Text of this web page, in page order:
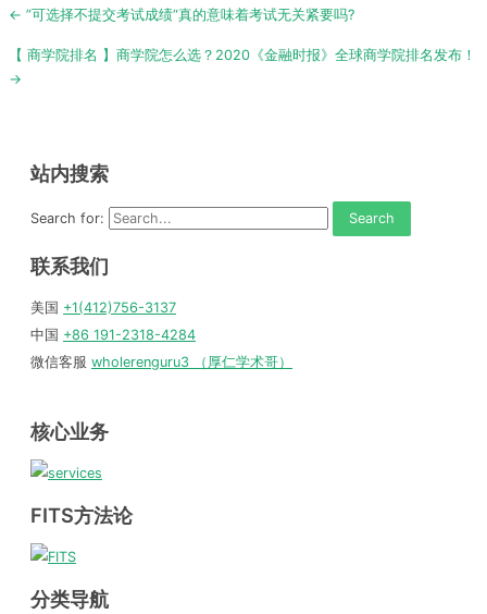
Post
← ”可选择不提交考试成绩“真的意味着考试无关紧要吗?
【 商学院排名 】商学院怎么选？2020《金融时报》全球商学院排名发布！
→
站内搜索
Search for:
联系我们
美国 +1(412)756-3137
中国 +86 191-2318-4284
微信客服 wholerenguru3 （厚仁学术哥）
核心业务
FITS方法论
分类导航